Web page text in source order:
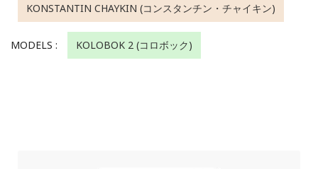
KONSTANTIN CHAYKIN (コンスタンチン・チャイキン)
MODELS : KOLOBOK 2 (コロボック)